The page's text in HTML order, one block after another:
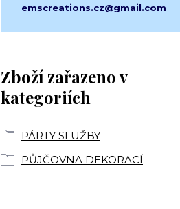
Zboží zařazeno v
kategoriích
PÁRTY SLUŽBY
PŮJČOVNA DEKORACÍ
emscreations.cz@gmail.com